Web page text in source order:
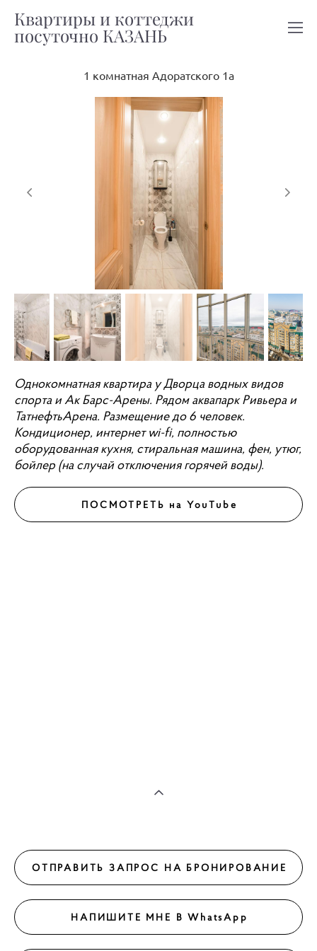
Квартиры и коттеджи
посуточно КАЗАНЬ
1 комнатная Адоратского 1а
Однокомнатная квартира у Дворца водных видов
спорта и Ак Барс-Арены. Рядом аквапарк Ривьера и
ТатнефтьАрена. Размещение до 6 человек.
Кондиционер, интернет wi-fi, полностью
оборудованная кухня, стиральная машина, фен, утюг,
бойлер (на случай отключения горячей воды).
ПОСМОТРЕТЬ на YouTube
ОТПРАВИТЬ ЗАПРОС НА БРОНИРОВАНИЕ
НАПИШИТЕ МНЕ В WhatsApp